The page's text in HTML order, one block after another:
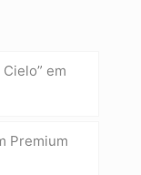
em
Premium